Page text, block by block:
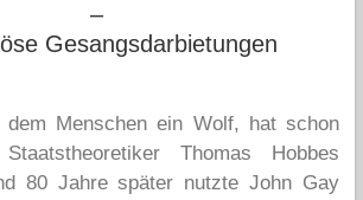
–
Gesangsdarbietungen
Menschen ein Wolf, hat schon
Thomas Hobbes
80 Jahre später nutzte John Gay